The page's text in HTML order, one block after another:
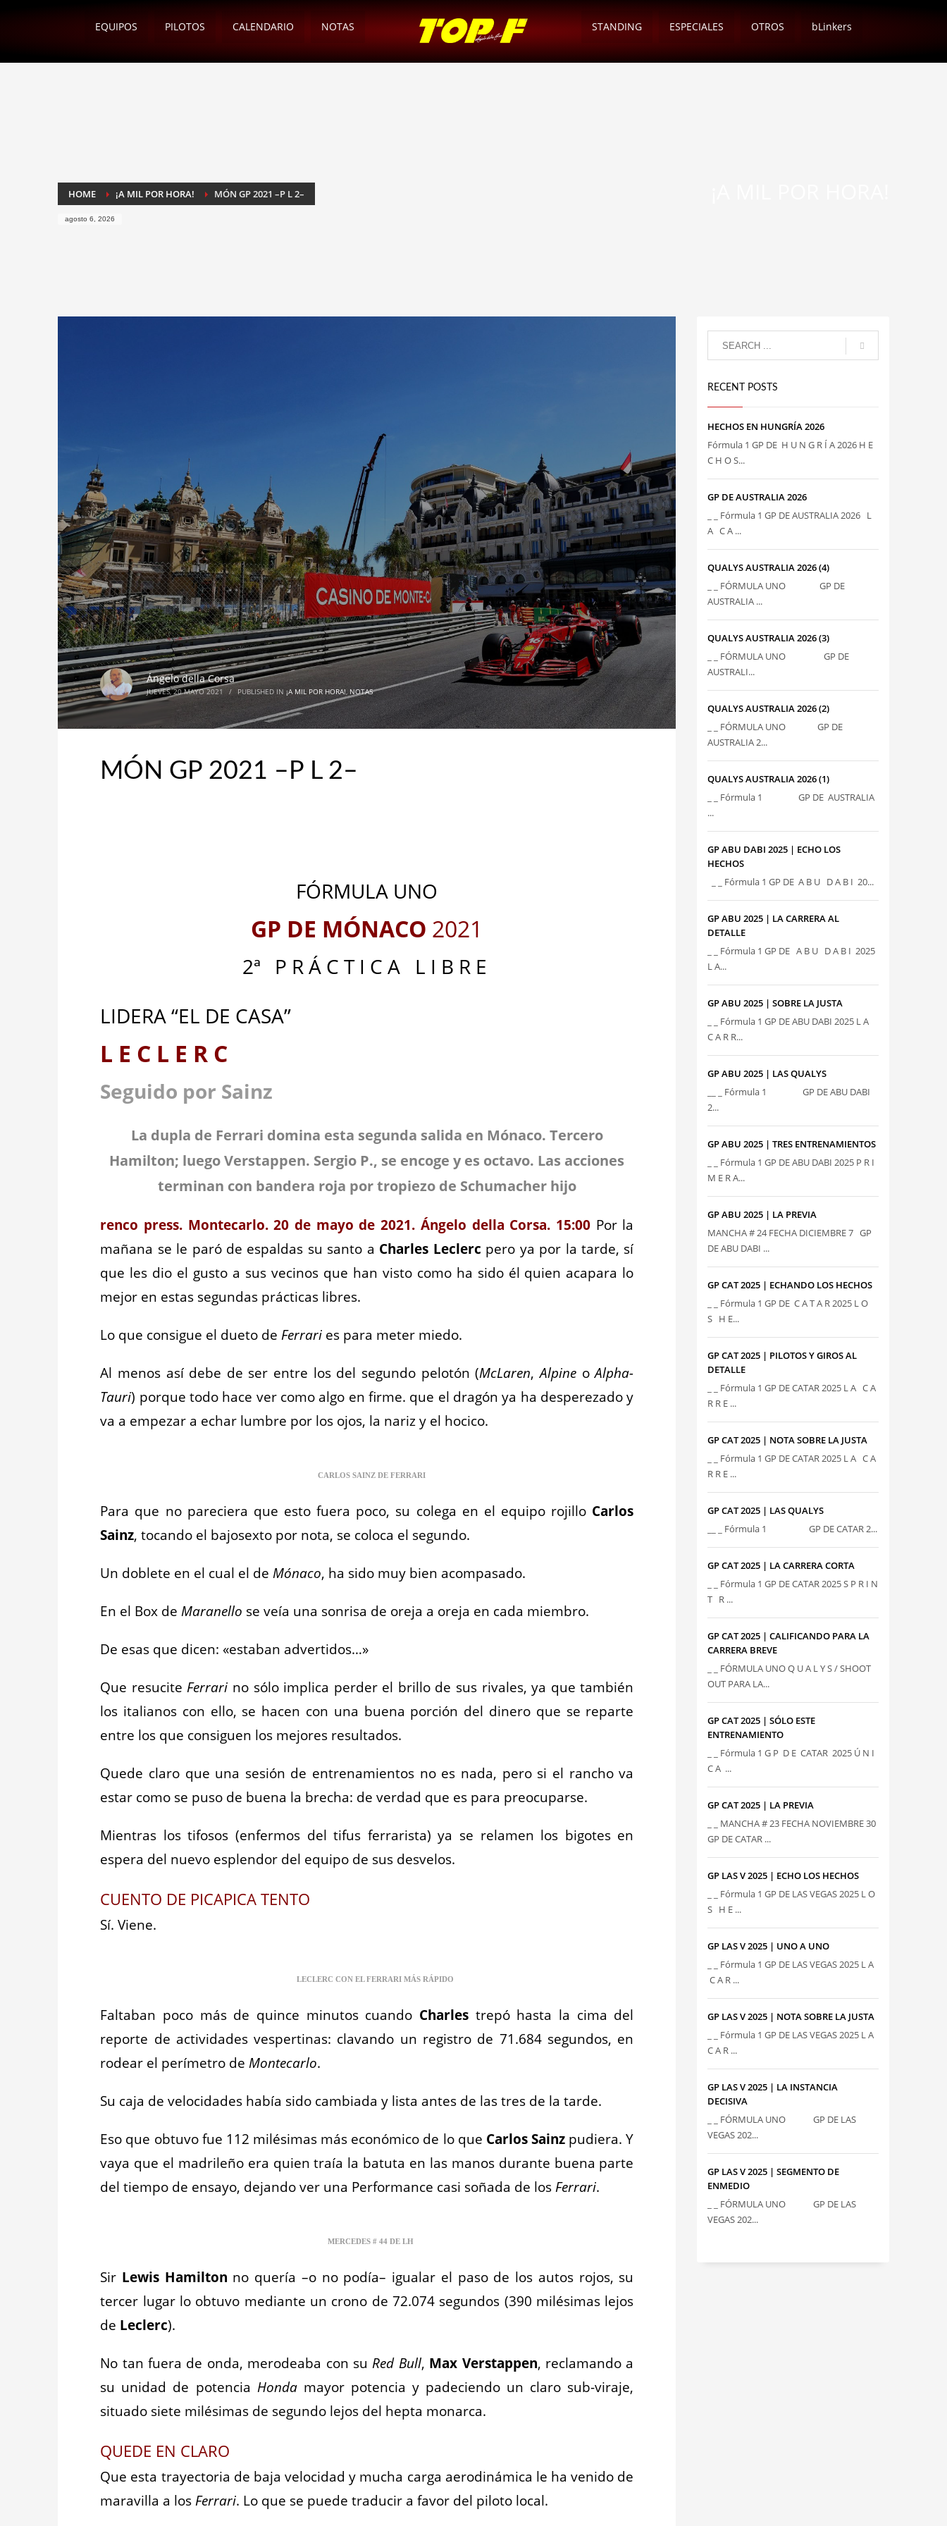
EQUIPOS PILOTOS CALENDARIO NOTAS STANDING ESPECIALES OTROS bLinkers
HOME ¡A MIL POR HORA! MÓN GP 2021 –P L 2–
agosto 6, 2026
Ángelo della Corsa
JUEVES, 20 MAYO 2021 / PUBLISHED IN¡A MIL POR HORA! NOTAS
MÓN GP 2021 –P L 2–
FÓRMULA UNO
GP DE MÓNACO 2021
2ª
P R Á C T I C A L I B R E
LIDERA “EL DE CASA”
L E C L E R C
Seguido por Sainz
La dupla de Ferrari domina esta segunda salida en Mónaco. Tercero
Hamilton; luego Verstappen. Sergio P., se encoge y es octavo. Las acciones
terminan con bandera roja por tropiezo de Schumacher hijo
renco press. Montecarlo.20de mayo de 2021. Ángelo della Corsa. 15:00 Por la
mañana se le paró de espaldas su santo a Charles Leclerc pero ya por la tarde, sí
que les dio el gusto a sus vecinos que han visto como ha sido él quien acapara lo
mejor en estas segundas prácticas libres.
Lo que consigue el dueto deFerrari es para meter miedo.
Al menos así debe de ser entre los del segundo pelotón (McLaren,Alpine oAlpha-
Tauri) porque todo hace ver como algo en firme. que el dragón ya ha desperezado y
va a empezar a echar lumbre por los ojos, la nariz y el hocico.
CARLOS SAINZ DE FERRARI
Para que no pareciera que esto fuera poco, su colega en el equipo rojillo Carlos
Sainz, tocando el bajosexto por nota, se coloca el segundo.
Un doblete en el cual el de Mónaco, ha sido muy bien acompasado.
En el Box deMaranello se veía una sonrisa de oreja a oreja en cada miembro.
De esas que dicen: «estaban advertidos…»
Que resuciteFerrari no sólo implica perder el brillo de sus rivales, ya que también
los italianos con ello, se hacen con una buena porción del dinero que se reparte
entre los que consiguen los mejores resultados.
Quede claro que una sesión de entrenamientos no es nada, pero si el rancho va
estar como se puso de buena la brecha: de verdad que es para preocuparse.
Mientras los tifosos (enfermos del tifus ferrarista) ya se relamen los bigotes en
espera del nuevo esplendor del equipo de sus desvelos.
CUENTO DE PICAPICA TENTO
Sí. Viene.
LECLERC CON EL FERRARI MÁS RÁPIDO
Faltaban poco más de quince minutos cuando Charles trepó hasta la cima del
reporte de actividades vespertinas: clavando un registro de 71.684 segundos, en
rodear el perímetro deMontecarlo.
Su caja de velocidades había sido cambiada y lista antes de las tres de la tarde.
Eso que obtuvo fue 112 milésimas más económico de lo que Carlos Sainz pudiera. Y
vaya que el madrileño era quien traía la batuta en las manos durante buena parte
del tiempo de ensayo, dejando ver una Performance casi soñada de losFerrari.
MERCEDES # 44 DE LH
Sir Lewis Hamilton no quería –o no podía– igualar el paso de los autos rojos, su
tercer lugar lo obtuvo mediante un crono de 72.074 segundos (390 milésimas lejos
de Leclerc).
No tan fuera de onda, merodeaba con suRed Bull, Max Verstappen, reclamando a
su unidad de potencia Hondamayor potencia y padeciendo un claro sub-viraje,
situado siete milésimas de segundo lejos del hepta monarca.
QUEDE EN CLARO
Que esta trayectoria de baja velocidad y mucha carga aerodinámica le ha venido de
maravilla a losFerrari. Lo que se puede traducir a favor del piloto local.
RECENT POSTS
HECHOS EN HUNGRÍA 2026
Fórmula 1 GP DE H U N G R Í A 2026 H E
C H O S...
GP DE AUSTRALIA 2026
_ _ Fórmula 1 GP DE AUSTRALIA 2026 L
A C A ...
QUALYS AUSTRALIA 2026 (4)
_ _ FÓRMULA UNO GP DE
AUSTRALIA ...
QUALYS AUSTRALIA 2026 (3)
_ _ FÓRMULA UNO GP DE
AUSTRALI...
QUALYS AUSTRALIA 2026 (2)
_ _ FÓRMULA UNO GP DE
AUSTRALIA 2...
QUALYS AUSTRALIA 2026 (1)
_ _ Fórmula 1 GP DE AUSTRALIA
...
GP ABU DABI 2025 | ECHO LOS
HECHOS
_ _ Fórmula 1 GP DE A B U D A B I 20...
GP ABU 2025 | LA CARRERA AL
DETALLE
_ _ Fórmula 1 GP DE A B U D A B I 2025
L A...
GP ABU 2025 | SOBRE LA JUSTA
_ _ Fórmula 1 GP DE ABU DABI 2025 L A
C A R R...
GP ABU 2025 | LAS QUALYS
__ _ Fórmula 1 GP DE ABU DABI
2...
GP ABU 2025 | TRES ENTRENAMIENTOS
_ _ Fórmula 1 GP DE ABU DABI 2025 P R I
M E R A...
GP ABU 2025 | LA PREVIA
MANCHA # 24 FECHA DICIEMBRE 7 GP
DE ABU DABI ...
GP CAT 2025 | ECHANDO LOS HECHOS
_ _ Fórmula 1 GP DE C A T A R 2025 L O
S H E...
GP CAT 2025 | PILOTOS Y GIROS AL
DETALLE
_ _ Fórmula 1 GP DE CATAR 2025 L A C A
R R E ...
GP CAT 2025 | NOTA SOBRE LA JUSTA
_ _ Fórmula 1 GP DE CATAR 2025 L A C A
R R E ...
GP CAT 2025 | LAS QUALYS
__ _ Fórmula 1 GP DE CATAR 2...
GP CAT 2025 | LA CARRERA CORTA
_ _ Fórmula 1 GP DE CATAR 2025 S P R I N
T R ...
GP CAT 2025 | CALIFICANDO PARA LA
CARRERA BREVE
_ _ FÓRMULA UNO Q U A L Y S / SHOOT
OUT PARA LA...
GP CAT 2025 | SÓLO ESTE
ENTRENAMIENTO
_ _ Fórmula 1 G P D E CATAR 2025 Ú N I
C A ...
GP CAT 2025 | LA PREVIA
_ _ MANCHA # 23 FECHA NOVIEMBRE 30
GP DE CATAR ...
GP LAS V 2025 | ECHO LOS HECHOS
_ _ Fórmula 1 GP DE LAS VEGAS 2025 L O
S H E ...
GP LAS V 2025 | UNO A UNO
_ _ Fórmula 1 GP DE LAS VEGAS 2025 L A
C A R ...
GP LAS V 2025 | NOTA SOBRE LA JUSTA
_ _ Fórmula 1 GP DE LAS VEGAS 2025 L A
C A R ...
GP LAS V 2025 | LA INSTANCIA
DECISIVA
_ _ FÓRMULA UNO GP DE LAS
VEGAS 202...
GP LAS V 2025 | SEGMENTO DE
ENMEDIO
_ _ FÓRMULA UNO GP DE LAS
VEGAS 202...